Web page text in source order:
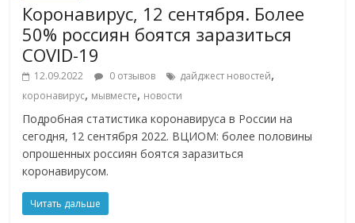
Коронавирус, 12 сентября. Более
50% россиян боятся заразиться
COVID-19
12.09.2022 0 отзывов дайджест новостей,
коронавирус, мывместе, новости
Подробная статистика коронавируса в России на
сегодня, 12 сентября 2022. ВЦИОМ: более половины
опрошенных россиян боятся заразиться
коронавирусом.
Читать дальше